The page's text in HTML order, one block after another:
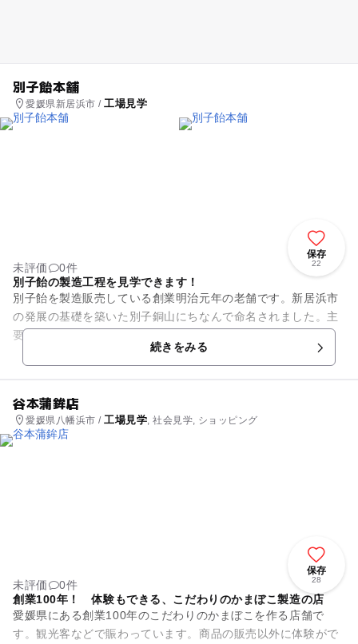
別子飴本舗
愛媛県新居浜市 /工場見学
保存
22
未評価
0件
別子飴の製造工程を見学できます！
別子飴を製造販売している創業明治元年の老舗です。新居浜市
の発展の基礎を築いた別子銅山にちなんで命名されました。主
要製品は、みかん、いちご、抹茶、ココア、ピーナッツの5つ
の味でお馴染みの別子飴です...続きをみる
谷本蒲鉾店
愛媛県八幡浜市 /工場見学, 社会見学, ショッピング
保存
28
未評価
0件
創業100年！ 体験もできる、こだわりのかまぼこ製造の店
愛媛県にある創業100年のこだわりのかまぼこを作る店舗で
す。観光客などで賑わっています。商品の販売以外に体験がで